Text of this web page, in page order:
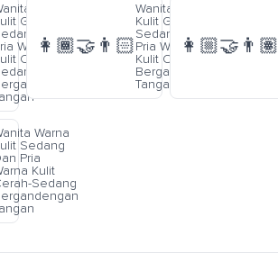
Warna
Gelap-
Dan
Warna
Cerah-
👩🏾‍🤝‍👨🏻
Wanita Warna
Kulit Gelap-
Sedang Dan
Pria Warna
Kulit Cerah
Bergandengan
Tangan
👩🏼‍🤝‍👨🏽
Warna
Sedang
Pria
Kulit
Sedang